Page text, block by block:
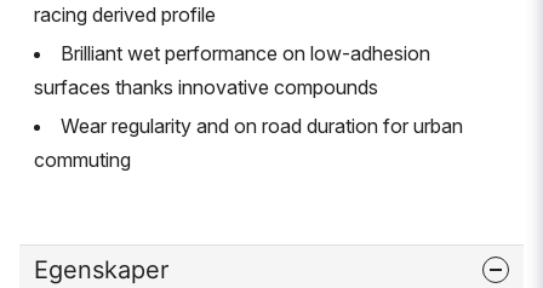
racing derived profile
Brilliant wet performance on low-adhesion
surfaces thanks innovative compounds
Wear regularity and on road duration for urban
commuting
Egenskaper